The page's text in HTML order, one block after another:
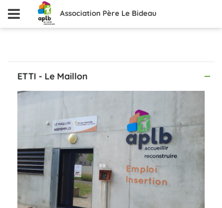
Association Père Le Bideau
ETTI - Le Maillon